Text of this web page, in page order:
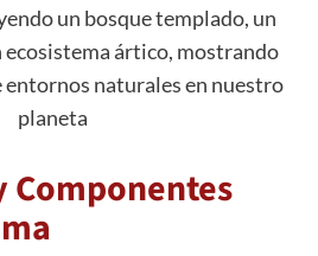
un bosque templado, un
ártico, mostrando
entornos naturales en nuestro
planeta
Componentes